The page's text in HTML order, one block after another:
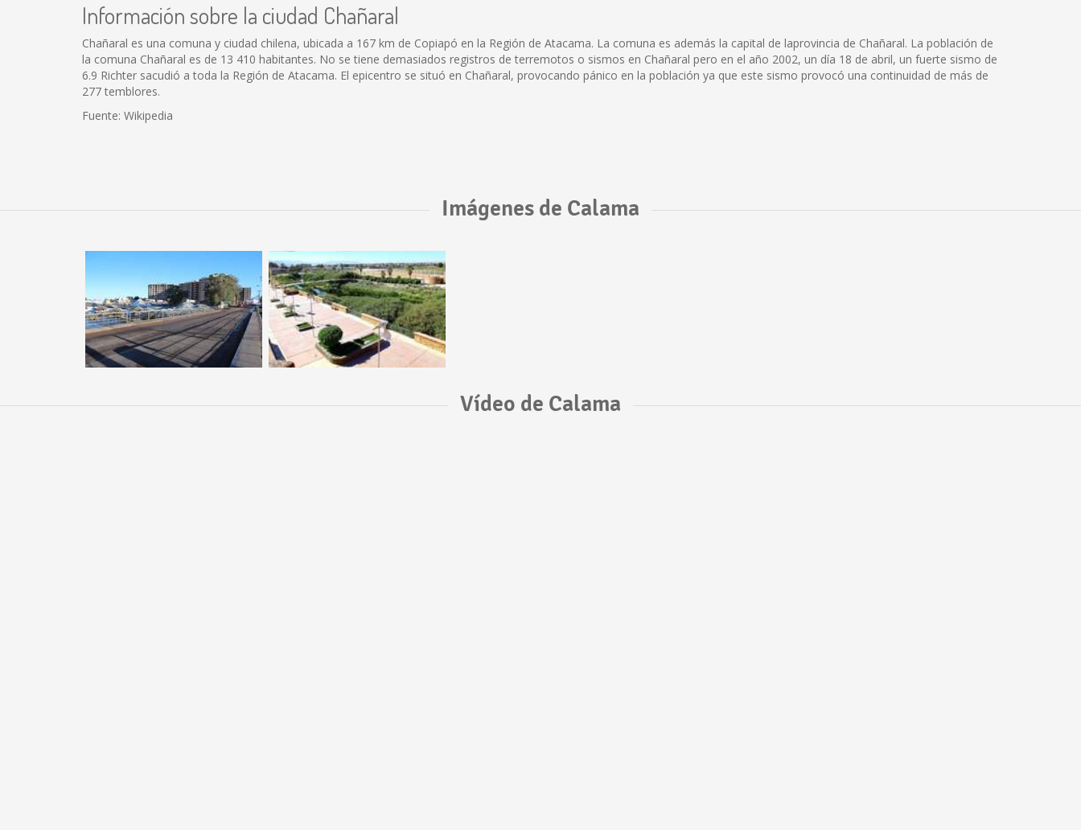
Información sobre la ciudad Chañaral
Chañaral es una comuna y ciudad chilena, ubicada a 167 km de Copiapó en la Región de Atacama. La comuna es además la capital de laprovincia de Chañaral. La población de
la comuna Chañaral es de 13 410 habitantes. No se tiene demasiados registros de terremotos o sismos en Chañaral pero en el año 2002, un día 18 de abril, un fuerte sismo de
6.9 Richter sacudió a toda la Región de Atacama. El epicentro se situó en Chañaral, provocando pánico en la población ya que este sismo provocó una continuidad de más de
277 temblores.
Fuente: Wikipedia
Imágenes de Calama
Vídeo de Calama